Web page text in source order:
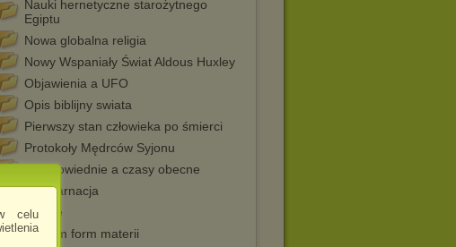
celu
Nauki hernetyczne starożytnego
Egiptu
Nowa globalna religia
Nowy Wspaniały Świat Aldous Huxley
Objawienia a UFO
Opis biblijny swiata
Pierwszy stan człowieka po śmierci
Protokoły Mędrców Syjonu
Przepowiednie a czasy obecne
Reinkarnacja
Religie
Siedem form materii